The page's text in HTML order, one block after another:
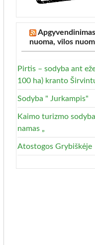
nuoma, vilos
Pirtis – sodyba ant
100 ha) kranto
Sodyba " Jurkampis"
Kaimo turizmo
namas „
Atostogos Grybiškėje